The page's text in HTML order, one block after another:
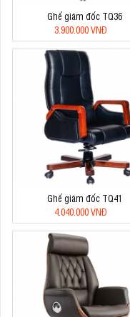
Ghế giám đốc TQ36
3.900.000 VNĐ
Ghế giám đốc TQ41
4.040.000 VNĐ